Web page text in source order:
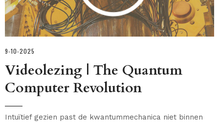
9-10-2025
Videolezing | The Quantum
Computer Revolution
Intuïtief gezien past de kwantummechanica niet binnen